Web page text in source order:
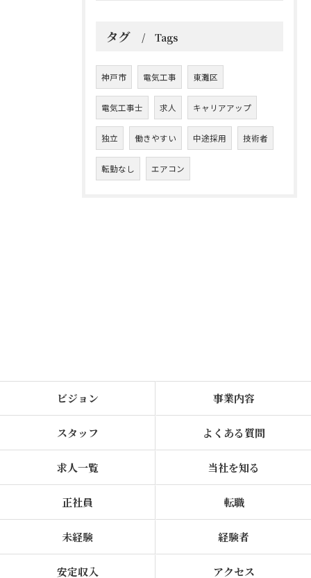
タグ Tags
神戸市 電気工事 東灘区
電気工事士 求人 キャリアアップ
独立 働きやすい 中途採用 技術者
転勤なし エアコン
ビジョン 事業内容
スタッフ よくある質問
求人一覧 当社を知る
正社員 転職
未経験 経験者
安定収入 アクセス